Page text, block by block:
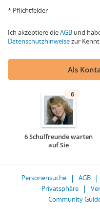
* Pflichtfelder
Ich akzeptiere dieAGB und
Datenschutzhinweisezur
Als
6
6 Schulfreunde warten
auf Sie
Personensuche AGB
Privatsphäre
Community